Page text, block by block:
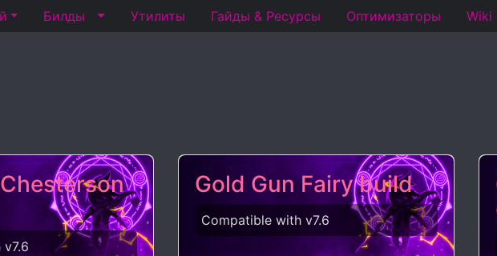
Билды Утилиты Гайды & Ресурсы Оптимизаторы Wiki
Gold Gun Fairy build
Compatible with v7.6